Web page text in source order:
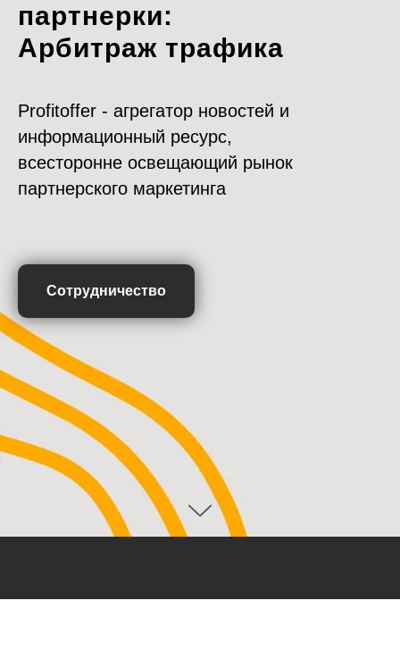
партнерки:
Арбитраж трафика
Profitoffer - агрегатор новостей и
информационный ресурс,
всесторонне освещающий рынок
партнерского маркетинга
Сотрудничество